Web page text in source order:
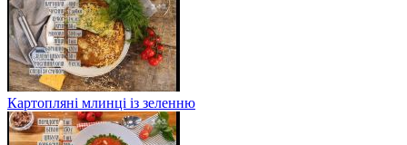
Картопляні млинці із зеленню